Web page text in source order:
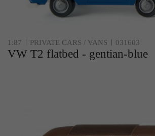
1:87 PRIVATE CARS / VANS 031603
VW T2 flatbed - gentian-blue